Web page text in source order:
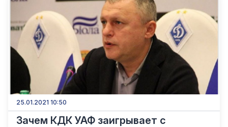
25.01.2021 10:50
Зачем КДК УАФ заигрывает с